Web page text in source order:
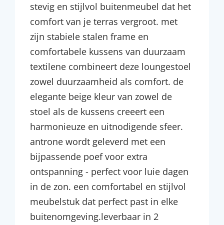
stevig en stijlvol buitenmeubel dat het
comfort van je terras vergroot. met
zijn stabiele stalen frame en
comfortabele kussens van duurzaam
textilene combineert deze loungestoel
zowel duurzaamheid als comfort. de
elegante beige kleur van zowel de
stoel als de kussens creeert een
harmonieuze en uitnodigende sfeer.
antrone wordt geleverd met een
bijpassende poef voor extra
ontspanning - perfect voor luie dagen
in de zon. een comfortabel en stijlvol
meubelstuk dat perfect past in elke
buitenomgeving.leverbaar in 2